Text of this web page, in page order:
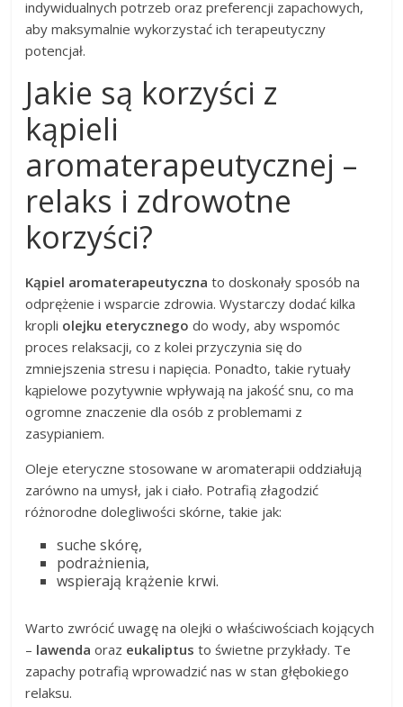
indywidualnych potrzeb oraz preferencji zapachowych,
aby maksymalnie wykorzystać ich terapeutyczny
potencjał.
Jakie są korzyści z
kąpieli
aromaterapeutycznej –
relaks i zdrowotne
korzyści?
Kąpiel aromaterapeutyczna to doskonały sposób na
odprężenie i wsparcie zdrowia. Wystarczy dodać kilka
kropli olejku eterycznego do wody, aby wspomóc
proces relaksacji, co z kolei przyczynia się do
zmniejszenia stresu i napięcia. Ponadto, takie rytuały
kąpielowe pozytywnie wpływają na jakość snu, co ma
ogromne znaczenie dla osób z problemami z
zasypianiem.
Oleje eteryczne stosowane w aromaterapii oddziałują
zarówno na umysł, jak i ciało. Potrafią złagodzić
różnorodne dolegliwości skórne, takie jak:
suche skórę,
podrażnienia,
wspierają krążenie krwi.
Warto zwrócić uwagę na olejki o właściwościach kojących
– lawenda oraz eukaliptus to świetne przykłady. Te
zapachy potrafią wprowadzić nas w stan głębokiego
relaksu.